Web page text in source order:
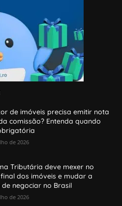
de imóveis precisa emitir nota
comissão? Entenda quando
de 2026
Tributária deve mexer no
dos imóveis e mudar a
negociar no Brasil
de 2026